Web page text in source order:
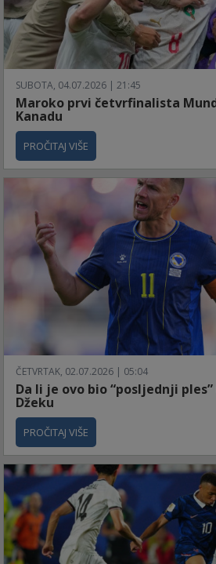
SUBOTA, 04.07.2026 | 21:45
Maroko prvi četvrfinalista
Kanadu
PROČITAJ VIŠE
ČETVRTAK, 02.07.2026 | 05:04
Da li je ovo bio “posljednji ples”
Džeku
PROČITAJ VIŠE